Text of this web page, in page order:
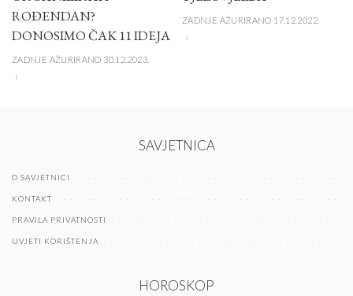
ROĐENDAN?
DONOSIMO ČAK 11 IDEJA
ZADNJE AŽURIRANO 30.12.2023.
ZADNJE AŽURIRANO 17.12.2022.
SAVJETNICA
O SAVJETNICI
KONTAKT
PRAVILA PRIVATNOSTI
UVJETI KORIŠTENJA
HOROSKOP